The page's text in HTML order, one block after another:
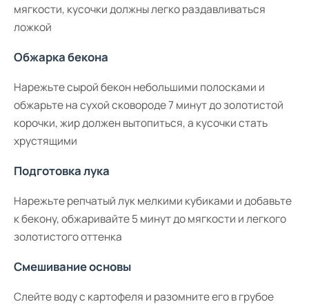
мягкости, кусочки должны легко раздавливаться
ложкой
Обжарка бекона
Нарежьте сырой бекон небольшими полосками и
обжарьте на сухой сковороде 7 минут до золотистой
корочки, жир должен вытопиться, а кусочки стать
хрустящими
Подготовка лука
Нарежьте репчатый лук мелкими кубиками и добавьте
к бекону, обжаривайте 5 минут до мягкости и легкого
золотистого оттенка
Смешивание основы
Слейте воду с картофеля и разомните его в грубое